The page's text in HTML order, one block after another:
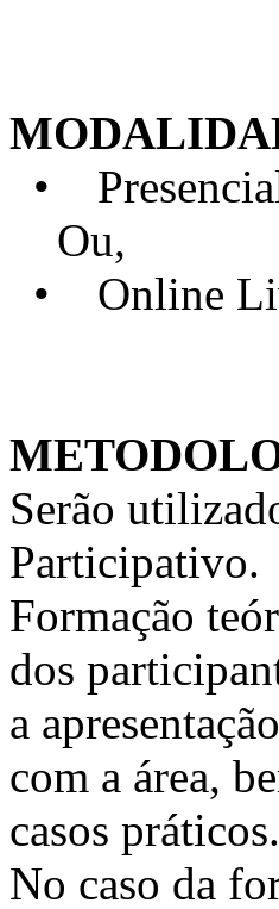
•
Ou,
• Online
Serão
Participativo.
Formação
dos
a
com a área,
casos práticos.
No caso da